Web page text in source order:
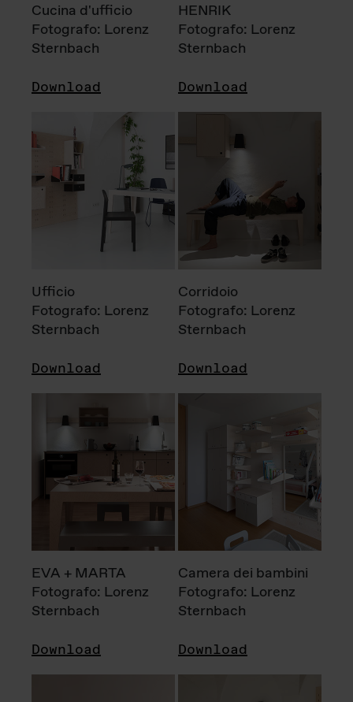
Cucina d'ufficio
Fotografo: Lorenz
Sternbach
Download
HENRIK
Fotografo: Lorenz
Sternbach
Download
Ufficio
Fotografo: Lorenz
Sternbach
Download
Corridoio
Fotografo: Lorenz
Sternbach
Download
EVA + MARTA
Fotografo: Lorenz
Sternbach
Download
Camera dei bambini
Fotografo: Lorenz
Sternbach
Download